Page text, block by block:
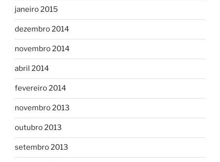
janeiro 2015
dezembro 2014
novembro 2014
abril 2014
fevereiro 2014
novembro 2013
outubro 2013
setembro 2013